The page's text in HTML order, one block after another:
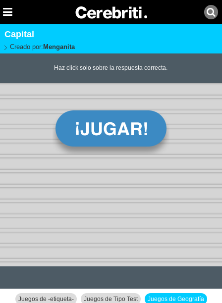
Capital
Creado por: Menganita
Haz click solo sobre la respuesta correcta.
Juegos de -etiqueta- Juegos de Tipo Test Juegos de Geografía